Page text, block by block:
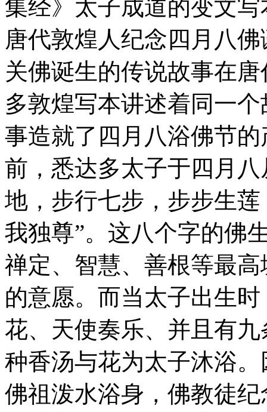
集经》太子成道的变文
唐代敦煌人纪念四月八
关佛诞生的传说故事在
多敦煌写本讲述着同一
事造就了四月八浴佛节
前，悉达多太子于四月
地，步行七步，步步生
我独尊”。这八个字的佛
禅定、智慧、善根等最
的意愿。而当太子出生
花、天使奏乐、并且有
种香汤与花为太子沐浴
佛祖泼水浴身，佛教徒